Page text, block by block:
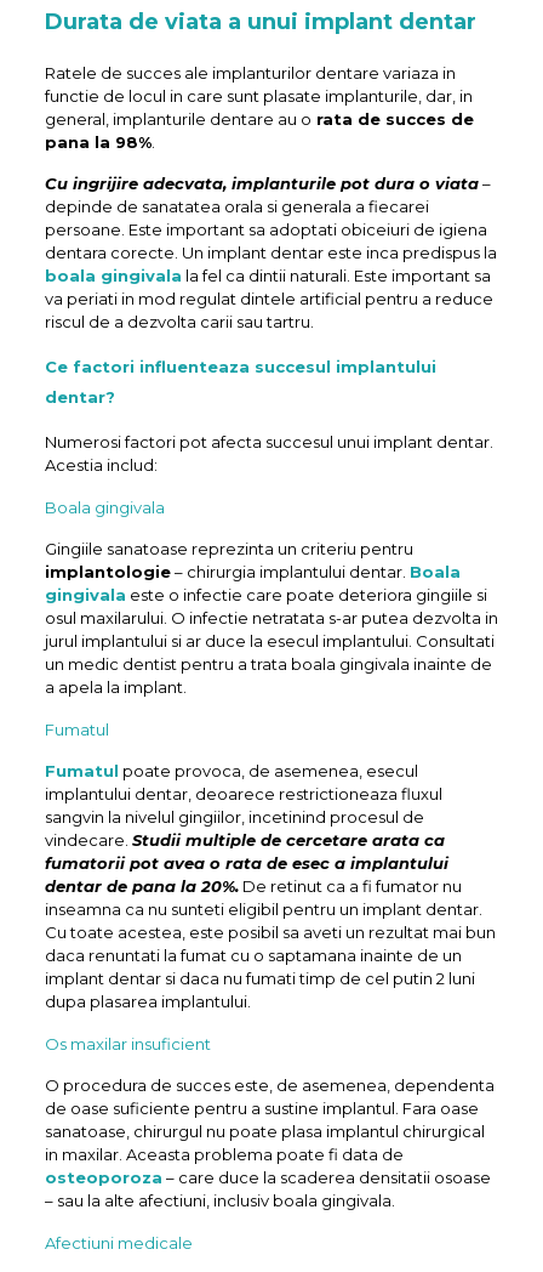
Durata de viata a unui implant dentar
Ratele de succes ale implanturilor dentare variaza in
functie de locul in care sunt plasate implanturile, dar, in
general, implanturile dentare au o rata de succes de
pana la 98%.
Cu ingrijire adecvata, implanturile pot dura o viata–
depinde de sanatatea orala si generala a fiecarei
persoane. Este important sa adoptati obiceiuri de igiena
dentara corecte. Un implant dentar este inca predispus la
boala gingivala la fel ca dintii naturali. Este important sa
va periati in mod regulat dintele artificial pentru a reduce
riscul de a dezvolta carii sau tartru.
Ce factori influenteaza succesul implantului
dentar?
Numerosi factori pot afecta succesul unui implant dentar.
Acestia includ:
Boala gingivala
Gingiile sanatoase reprezinta un criteriu pentru
implantologie– chirurgia implantului dentar. Boala
gingivala este o infectie care poate deteriora gingiile si
osul maxilarului. O infectie netratata s-ar putea dezvolta in
jurul implantului si ar duce la esecul implantului. Consultati
un medic dentist pentru a trata boala gingivala inainte de
a apela la implant.
Fumatul
Fumatul poate provoca, de asemenea, esecul
implantului dentar, deoarece restrictioneaza fluxul
sangvin la nivelul gingiilor, incetinind procesul de
vindecare. Studii multiple de cercetare arata ca
fumatorii pot avea o rata de esec a implantului
dentar de pana la 20%. De retinut ca a fi fumator nu
inseamna ca nu sunteti eligibil pentru un implant dentar.
Cu toate acestea, este posibil sa aveti un rezultat mai bun
daca renuntati la fumat cu o saptamana inainte de un
implant dentar si daca nu fumati timp de cel putin 2 luni
dupa plasarea implantului.
Os maxilar insuficient
O procedura de succes este, de asemenea, dependenta
de oase suficiente pentru a sustine implantul. Fara oase
sanatoase, chirurgul nu poate plasa implantul chirurgical
in maxilar. Aceasta problema poate fi data de
osteoporoza – care duce la scaderea densitatii osoase
– sau la alte afectiuni, inclusiv boala gingivala.
Afectiuni medicale